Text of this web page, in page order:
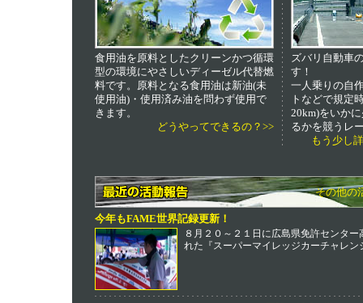
食用油を原料としたクリーンかつ循環
型の環境にやさしいディーゼル代替燃
料です。原料となる食用油は新油(未
使用油)・使用済み油を問わず使用で
きます。
どうやってできるの？>>
ズバリ自動車
す！
一人乗りの自
トなどで規定
20km)をいか
るかを競うレ
もう少し
その他の
今年もFAME世界記録更新！
８月２０～２１日に広島県免許センタ
れた『スーパーマイレッジカーチャレン